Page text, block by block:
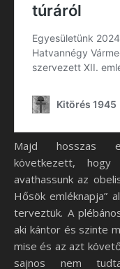
Majd hosszas
következett,
avathassunk az
Hősök emléknapja”
terveztük. A
aki kántor és szinte
mise és az azt
sajnos nem